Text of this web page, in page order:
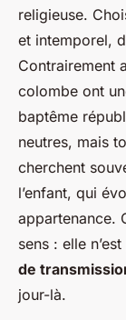
religieuse.
et intemporel,
Contrairement
colombe ont
baptême
neutres, mais
cherchent
l’enfant, qui
appartenance.
sens : elle
de
jour-là.